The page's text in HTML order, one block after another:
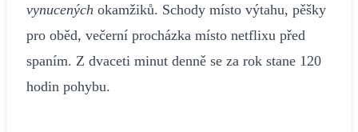
vynucených okamžiků. Schody místo výtahu, pěšky
pro oběd, večerní procházka místo netflixu před
spaním. Z dvaceti minut denně se za rok stane 120
hodin pohybu.